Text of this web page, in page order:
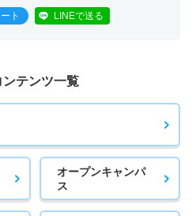
ト LINEで送る
テンツ一覧
オープンキャンパ
ス